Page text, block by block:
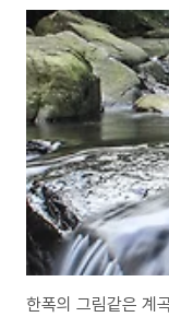
하늘을 하고 있습니다. 항
과 함께 연꽃을 담아보니
습니다. 조금 발육이 늦은
흰연꽃의 조화 흰 연꽃은
게 붙어 있더군요. 해를 향..
한폭의 그림같은 계